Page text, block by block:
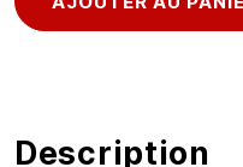
Description